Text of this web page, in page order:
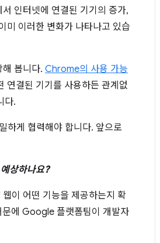
인터넷에 연결된 기기의 증가,
미 이러한 변화가 나타나고 있습
봅니다. Chrome의 사용 가능
연결된 기기를 사용하든 관계없
다.
하게 협력해야 합니다. 앞으로
상하나요?
이 어떤 기능을 제공하는지 확
문에 Google 플랫폼팀이 개발자